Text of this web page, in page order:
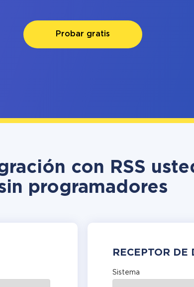
Probar gratis
con RSS
programadores
RECEPTOR DE
Sistema